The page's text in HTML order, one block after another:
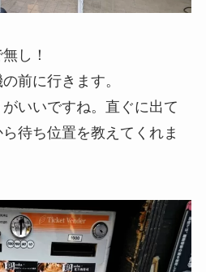
し！
前に行きます。
いいですね。直ぐに出て
待ち位置を教えてくれま